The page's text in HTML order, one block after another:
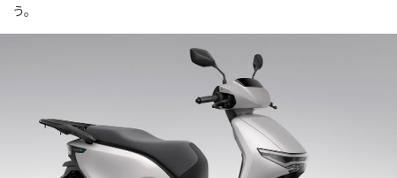
う。